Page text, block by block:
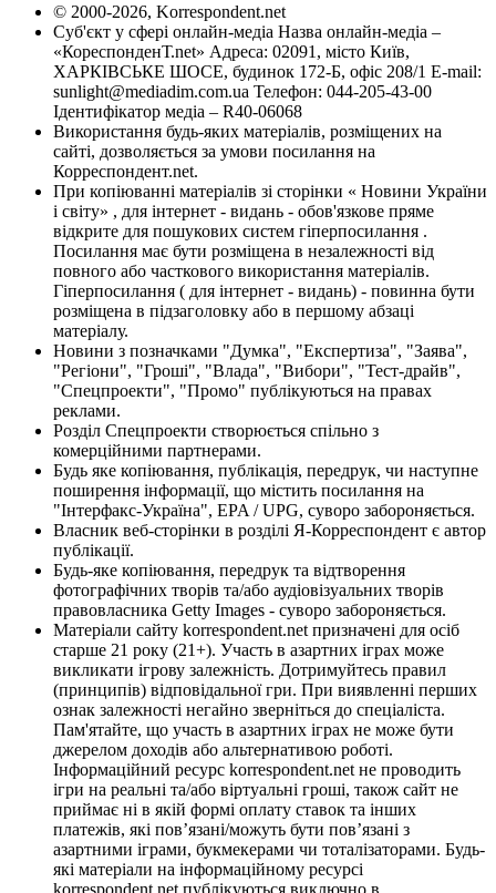
© 2000-2026, Korrespondent.net
Суб'єкт у сфері онлайн-медіа Назва онлайн-медіа –
«КореспонденТ.net» Адреса: 02091, місто Київ,
ХАРКІВСЬКЕ ШОСЕ, будинок 172-Б, офіс 208/1 E-mail:
sunlight@mediadim.com.ua Телефон: 044-205-43-00
Ідентифікатор медіа – R40-06068
Використання будь-яких матеріалів, розміщених на
сайті, дозволяється за умови посилання на
Корреспондент.net.
При копіюванні матеріалів зі сторінки « Новини України
і світу» , для інтернет - видань - обов'язкове пряме
відкрите для пошукових систем гіперпосилання .
Посилання має бути розміщена в незалежності від
повного або часткового використання матеріалів.
Гіперпосилання ( для інтернет - видань) - повинна бути
розміщена в підзаголовку або в першому абзаці
матеріалу.
Новини з позначками "Думка", "Експертиза", "Заява",
"Регіони", "Гроші", "Влада", "Вибори", "Тест-драйв",
"Спецпроекти", "Промо" публікуються на правах
реклами.
Розділ Спецпроекти створюється спільно з
комерційними партнерами.
Будь яке копіювання, публікація, передрук, чи наступне
поширення інформації, що містить посилання на
"Інтерфакс-Україна", EPA / UPG, суворо забороняється.
Власник веб-сторінки в розділі Я-Корреспондент є автор
публікації.
Будь-яке копіювання, передрук та відтворення
фотографічних творів та/або аудіовізуальних творів
правовласника Getty Images - суворо забороняється.
Матеріали сайту korrespondent.net призначені для осіб
старше 21 року (21+). Участь в азартних іграх може
викликати ігрову залежність. Дотримуйтесь правил
(принципів) відповідальної гри. При виявленні перших
ознак залежності негайно зверніться до спеціаліста.
Пам'ятайте, що участь в азартних іграх не може бути
джерелом доходів або альтернативою роботі.
Інформаційний ресурс korrespondent.net не проводить
ігри на реальні та/або віртуальні гроші, також сайт не
приймає ні в якій формі оплату ставок та інших
платежів, які пов’язані/можуть бути пов’язані з
азартними іграми, букмекерами чи тоталізаторами. Будь-
які матеріали на інформаційному ресурсі
korrespondent.net публікуються виключно в